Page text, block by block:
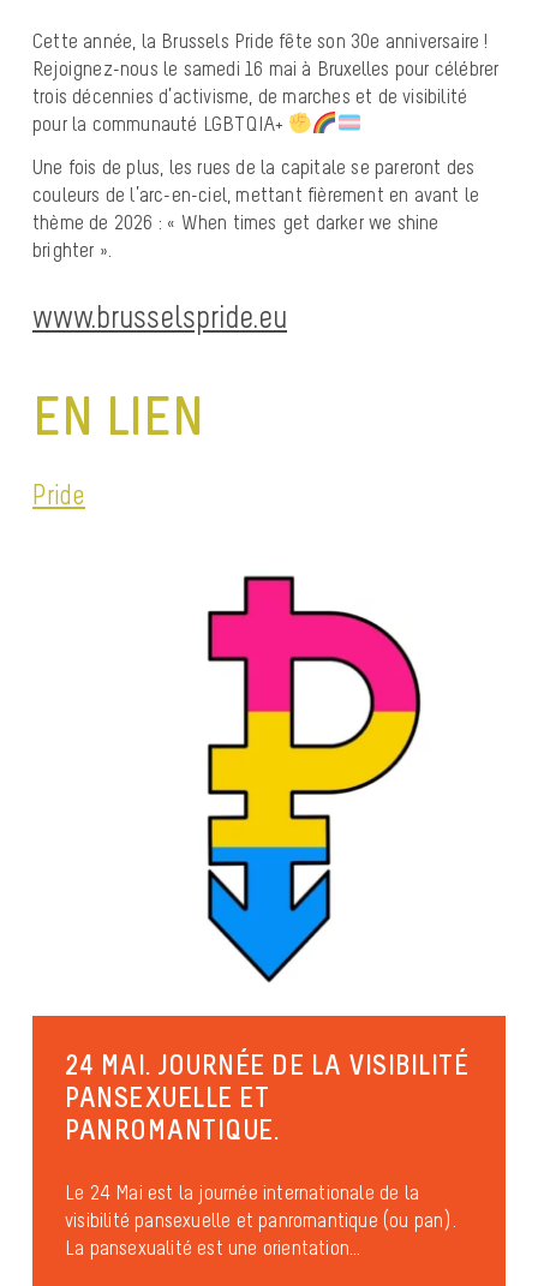
Cette année, la Brussels Pride fête son 30e anniversaire !
Rejoignez-nous le samedi 16 mai à Bruxelles pour célébrer
trois décennies d’activisme, de marches et de visibilité
pour la communauté LGBTQIA+
Une fois de plus, les rues de la capitale se pareront des
couleurs de l’arc-en-ciel, mettant fièrement en avant le
thème de 2026 : « When times get darker we shine
brighter ».
www.brusselspride.eu
EN LIEN
Pride
24 MAI. JOURNÉE DE LA VISIBILITÉ
PANSEXUELLE ET
PANROMANTIQUE.
Le 24 Mai est la journée internationale de la
visibilité pansexuelle et panromantique (ou pan).
La pansexualité est une orientation...